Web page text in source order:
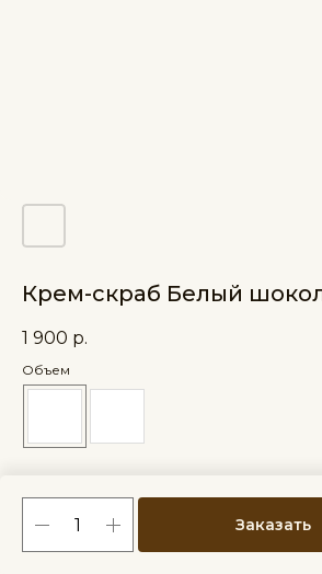
Крем-скраб Белый
1 900 р.
Объем
Заказать